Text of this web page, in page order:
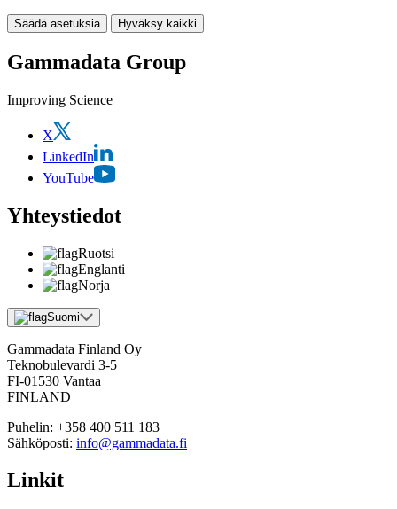
Säädä asetuksia Hyväksy kaikki
Gammadata Group
Improving Science
X
LinkedIn
YouTube
Yhteystiedot
Ruotsi
Englanti
Norja
Suomi
Gammadata Finland Oy
Teknobulevardi 3-5
FI-01530 Vantaa
FINLAND
Puhelin: +358 400 511 183
Sähköposti: info@gammadata.fi
Linkit